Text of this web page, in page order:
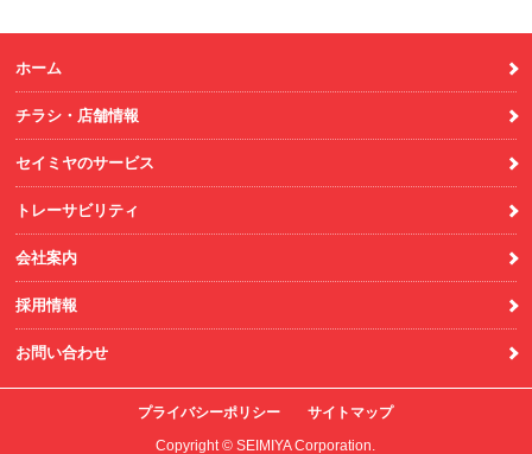
ホーム
チラシ・店舗情報
セイミヤのサービス
トレーサビリティ
会社案内
採用情報
お問い合わせ
プライバシーポリシー
サイトマップ
Copyright © SEIMIYA Corporation.